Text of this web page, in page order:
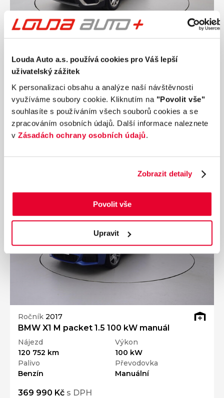
Louda Auto a.s. používá cookies pro Váš lepší
uživatelský zážitek
K personalizaci obsahu a analýze naší návštěvnosti
využíváme soubory cookie. Kliknutím na "Povolit vše"
souhlasíte s používáním všech souborů cookies a se
zpracováním osobních údajů. Další informace naleznete
v Zásadách ochrany osobních údajů.
Zobrazit detaily
Povolit vše
Upravit
Ročník2017
BMW X1 2.0 110 kW automat, DPH
Nájezd
172 038 km
Výkon
110 kW
Palivo
Diesel
Převodovka
Automatická
349 990 Kčs DPH
Ročník 2017
BMW X1 M packet 1.5 100 kW manuál
Nájezd
120 752 km
Výkon
100 kW
Palivo
Benzín
Převodovka
Manuální
369 990 Kč s DPH